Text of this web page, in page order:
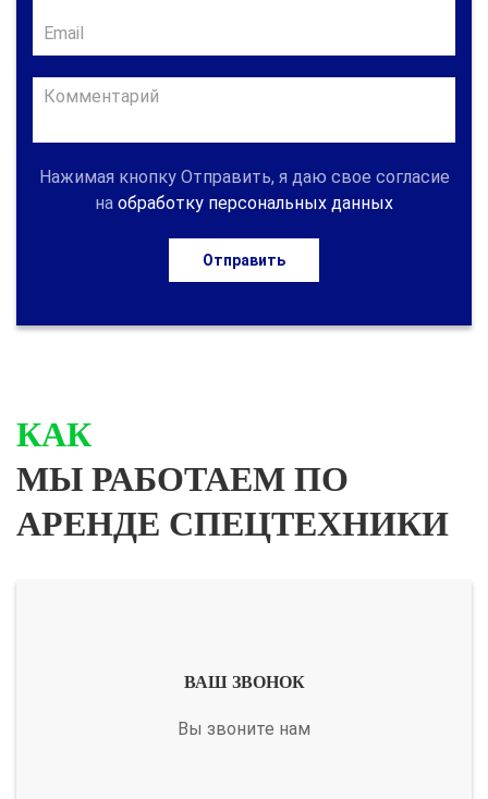
Нажимая кнопку Отправить, я даю свое согласие
на обработку персональных данных
Отправить
КАК
МЫ РАБОТАЕМ ПО
АРЕНДЕ СПЕЦТЕХНИКИ
ВАШ ЗВОНОК
Вы звоните нам